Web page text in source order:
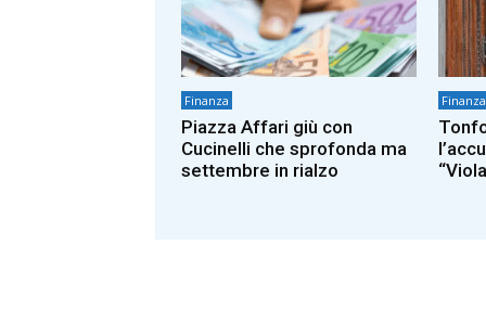
Finanza
Piazza Affari giù con
Cucinelli che sprofonda ma
settembre in rialzo
Finanza